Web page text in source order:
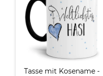
Tasse mit Kosename -